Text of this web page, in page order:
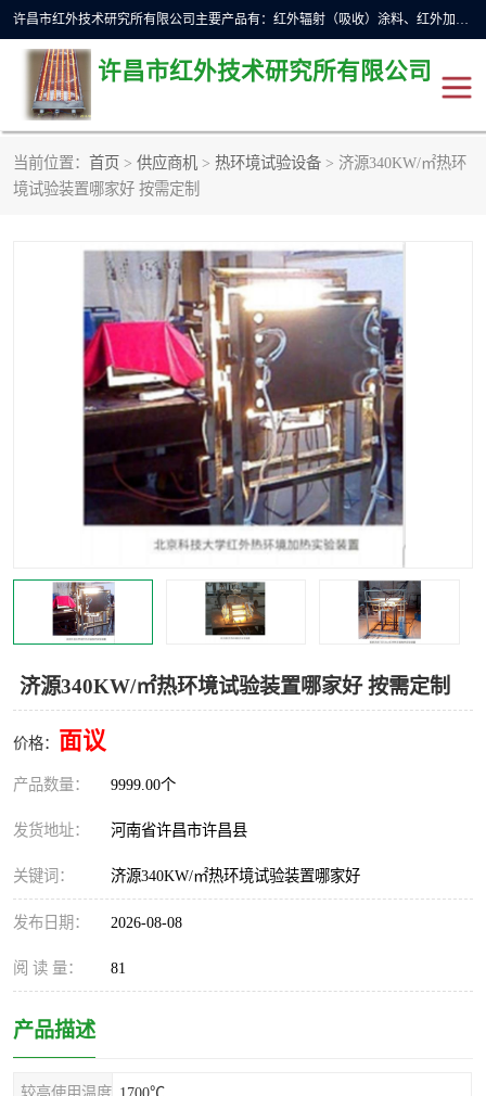
许昌市红外技术研究所有限公司主要产品有：红外辐射（吸收）涂料、红外加热元件、红外辐射加热模块（板）、红外辐射加热炉（箱）、快速红外辐射加热器、系列高端红外加热实验设备、系列红外加热控制器等。
许昌市红外技术研究所有限公司
当前位置： 首页 > 供应商机 > 热环境试验设备 > 济源340KW/㎡热环
境试验装置哪家好 按需定制
济源340KW/㎡热环境试验装置哪家好 按需定制
价格： 面议
产品数量： 9999.00个
发货地址： 河南省许昌市许昌县
关键词： 济源340KW/㎡热环境试验装置哪家好
发布日期： 2026-08-08
阅 读 量： 81
产品描述
红外加热设备
红外辐射加热模块 定制红外加热实验设备
红外加热元件 红外辐射吸收涂料
高端红外加热实验设备 电工电气
高温涂料 红外加热控制器
热环境试验设备
快速红外辐射聚焦炉